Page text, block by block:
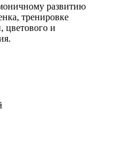
развитию
тренировке
цветового и